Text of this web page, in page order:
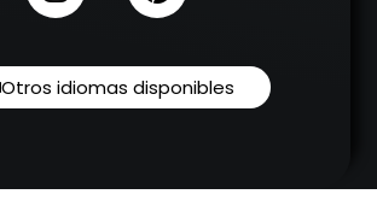
Otros idiomas disponibles